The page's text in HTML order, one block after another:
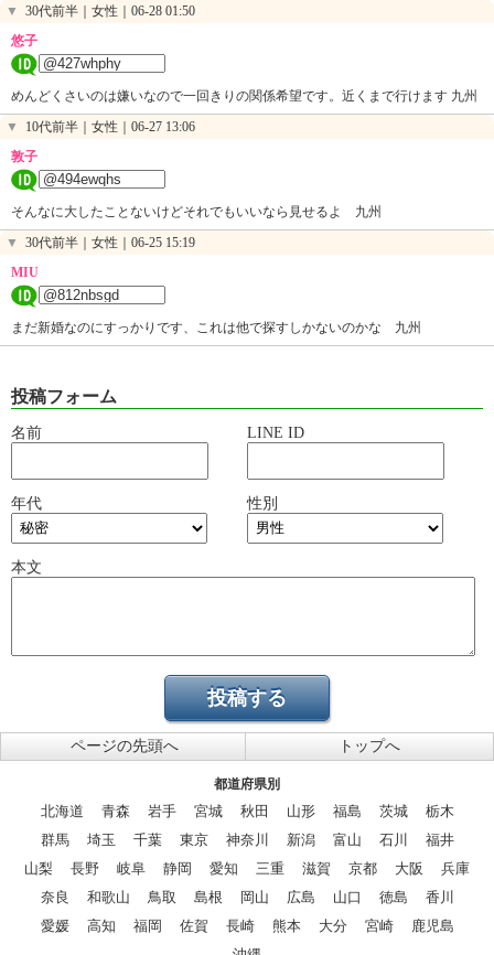
▼
30代前半｜女性｜ 06-28 01:50
悠子
めんどくさいのは嫌いなので一回きりの関係希望です。近くまで行けます 九州
▼
10代前半｜女性｜ 06-27 13:06
敦子
そんなに大したことないけどそれでもいいなら見せるよ 九州
▼
30代前半｜女性｜ 06-25 15:19
MIU
まだ新婚なのにすっかりです、これは他で探すしかないのかな 九州
投稿フォーム
名前 LINE ID
年代 性別
本文
ページの先頭へ トップへ
都道府県別
北海道 青森 岩手 宮城 秋田 山形 福島 茨城
栃木
群馬
埼玉 千葉 東京 神奈川 新潟 富山 石川
福井
山梨
長野 岐阜 静岡 愛知 三重 滋賀 京都 大阪
兵庫
奈良
和歌山 鳥取 島根 岡山 広島 山口 徳島
香川
愛媛
高知 福岡 佐賀 長崎 熊本 大分 宮崎
鹿児島